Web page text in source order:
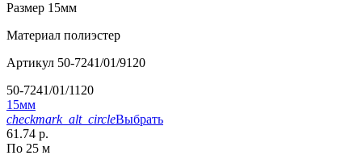
Размер 15мм
Материал полиэстер
Артикул 50-7241/01/9120
50-7241/01/1120
15мм
checkmark_alt_circleВыбрать
61.74 р.
По 25 м